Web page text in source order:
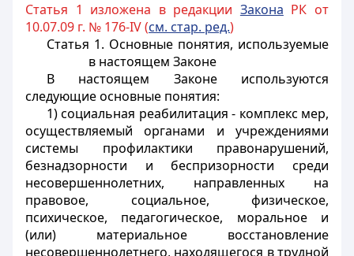
Статья 1 изложена в редакции Закона РК от
10.07.09 г. № 176-IV (см. стар. ред.)
Статья 1. Основные понятия, используемые
в настоящем Законе
В настоящем Законе используются
следующие основные понятия:
1) социальная реабилитация - комплекс мер,
осуществляемый органами и учреждениями
системы профилактики правонарушений,
безнадзорности и беспризорности среди
несовершеннолетних, направленных на
правовое, социальное, физическое,
психическое, педагогическое, моральное и
(или) материальное восстановление
несовершеннолетнего, находящегося в трудной